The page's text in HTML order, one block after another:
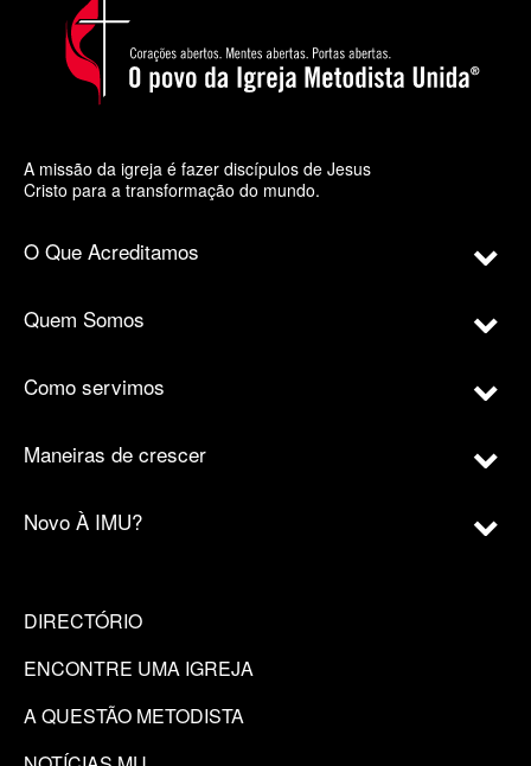
A missão da igreja é fazer discípulos de Jesus
Cristo para a transformação do mundo.
O Que Acreditamos
Quem Somos
Como servimos
Maneiras de crescer
Novo À IMU?
DIRECTÓRIO
ENCONTRE UMA IGREJA
A QUESTÃO METODISTA